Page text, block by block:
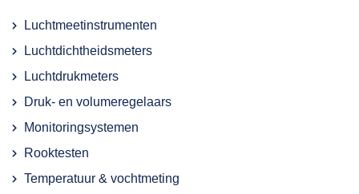
Luchtmeetinstrumenten
Luchtdichtheidsmeters
Luchtdrukmeters
Druk- en volumeregelaars
Monitoringsystemen
Rooktesten
Temperatuur & vochtmeting